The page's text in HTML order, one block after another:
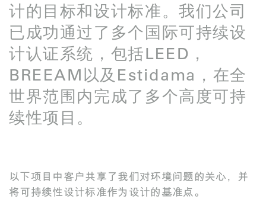
计的目标和设计标准。我们公司
已成功通过了多个国际可持续设
计认证系统，包括LEED，
BREEAM以及Estidama，在全
世界范围内完成了多个高度可持
续性项目。
以下项目中客户共享了我们对环境问题的关心，并
将可持续性设计标准作为设计的基准点。